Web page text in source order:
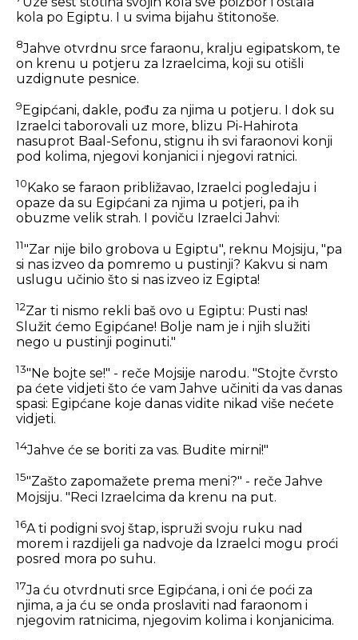
kola po Egiptu. I u svima bijahu štitonoše.
8Jahve otvrdnu srce faraonu, kralju egipatskom, te
on krenu u potjeru za Izraelcima, koji su otišli
uzdignute pesnice.
9 Egipćani, dakle, pođu za njima u potjeru. I dok su
Izraelci taborovali uz more, blizu Pi-Hahirota
nasuprot Baal-Sefonu, stignu ih svi faraonovi konji
pod kolima, njegovi konjanici i njegovi ratnici.
10Kako se faraon približavao, Izraelci pogledaju i
opaze da su Egipćani za njima u potjeri, pa ih
obuzme velik strah. I poviču Izraelci Jahvi:
11"Zar nije bilo grobova u Egiptu", reknu Mojsiju, "pa
si nas izveo da pomremo u pustinji? Kakvu si nam
uslugu učinio što si nas izveo iz Egipta!
12Zar ti nismo rekli baš ovo u Egiptu: Pusti nas!
Služit ćemo Egipćane! Bolje nam je i njih služiti
nego u pustinji poginuti."
13"Ne bojte se!" - reče Mojsije narodu. "Stojte čvrsto
pa ćete vidjeti što će vam Jahve učiniti da vas danas
spasi: Egipćane koje danas vidite nikad više nećete
vidjeti.
14Jahve će se boriti za vas. Budite mirni!"
15"Zašto zapomažete prema meni?" - reče Jahve
Mojsiju. "Reci Izraelcima da krenu na put.
16A ti podigni svoj štap, ispruži svoju ruku nad
morem i razdijeli ga nadvoje da Izraelci mogu proći
posred mora po suhu.
17Ja ću otvrdnuti srce Egipćana, i oni će poći za
njima, a ja ću se onda proslaviti nad faraonom i
njegovim ratnicima, njegovim kolima i konjanicima.